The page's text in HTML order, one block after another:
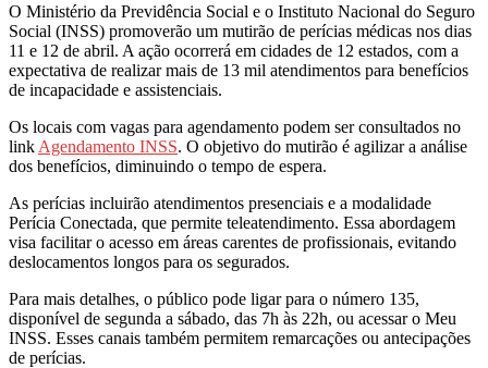
O Ministério da Previdência Social e o Instituto Nacional do Seguro
Social (INSS) promoverão um mutirão de perícias médicas nos dias
11 e 12 de abril. A ação ocorrerá em cidades de 12 estados, com a
expectativa de realizar mais de 13 mil atendimentos para benefícios
de incapacidade e assistenciais.
Os locais com vagas para agendamento podem ser consultados no
link Agendamento INSS. O objetivo do mutirão é agilizar a análise
dos benefícios, diminuindo o tempo de espera.
As perícias incluirão atendimentos presenciais e a modalidade
Perícia Conectada, que permite teleatendimento. Essa abordagem
visa facilitar o acesso em áreas carentes de profissionais, evitando
deslocamentos longos para os segurados.
Para mais detalhes, o público pode ligar para o número 135,
disponível de segunda a sábado, das 7h às 22h, ou acessar o Meu
INSS. Esses canais também permitem remarcações ou antecipações
de perícias.